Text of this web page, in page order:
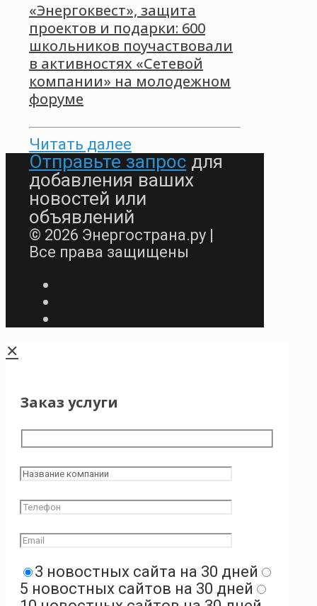
«Энергоквест», защита
проектов и подарки: 600
школьников поучаствовали
в активностях «Сетевой
компании» на молодежном
форуме
Читать далее
Отправьте запрос для
добавления ваших
новостей или
объявлений
© 2026 Энергострана.ру |
Все права защищены
✕
Заказ услуги
3 новостных сайта на 30 дней
5 новостных сайтов на 30 дней